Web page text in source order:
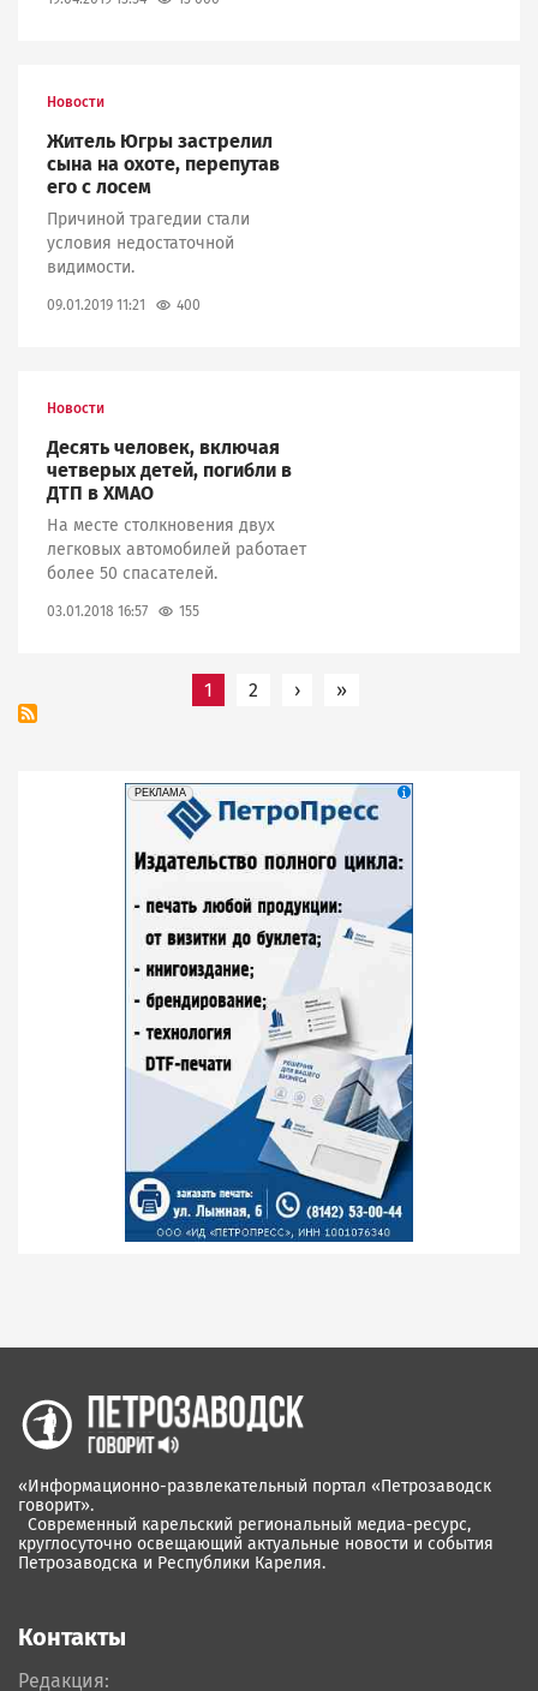
Новости
Житель Югры застрелил
сына на охоте, перепутав
его с лосем
Причиной трагедии стали
условия недостаточной
видимости.
09.01.2019 11:21 400
Новости
Десять человек, включая
четверых детей, погибли в
ДТП в ХМАО
На месте столкновения двух
легковых автомобилей работает
более 50 спасателей.
03.01.2018 16:57 155
страниц
1 2 ›Следующая страница
»Последняя страница
erid: 2SDnjeU9utW
РЕКЛАМА
Реклама
«Информационно-развлекательный портал «Петрозаводск
говорит».
Современный карельский региональный медиа-ресурс,
круглосуточно освещающий актуальные новости и события
Петрозаводска и Республики Карелия.
Контакты
Редакция: